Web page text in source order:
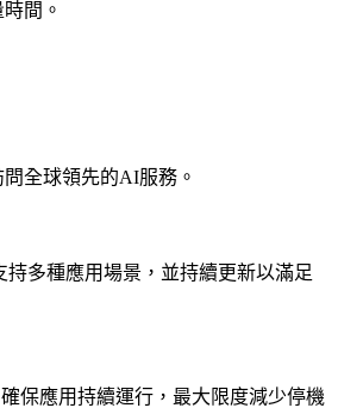
間。
全球領先的AI服務。
持多種應用場景，並持續更新以滿足
保應用持續運行，最大限度減少停機